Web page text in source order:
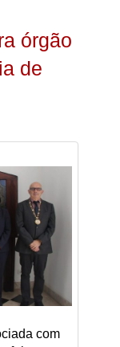
órgão
de
com